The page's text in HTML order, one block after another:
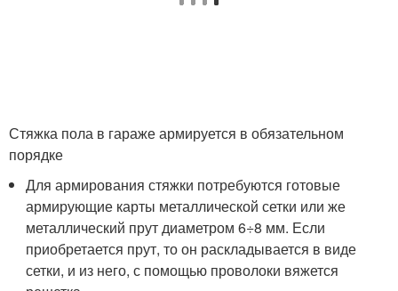
Стяжка пола в гараже армируется в обязательном
порядке
Для армирования стяжки потребуются готовые
армирующие карты металлической сетки или же
металлический прут диаметром 6÷8 мм. Если
приобретается прут, то он раскладывается в виде
сетки, и из него, с помощью проволоки вяжется